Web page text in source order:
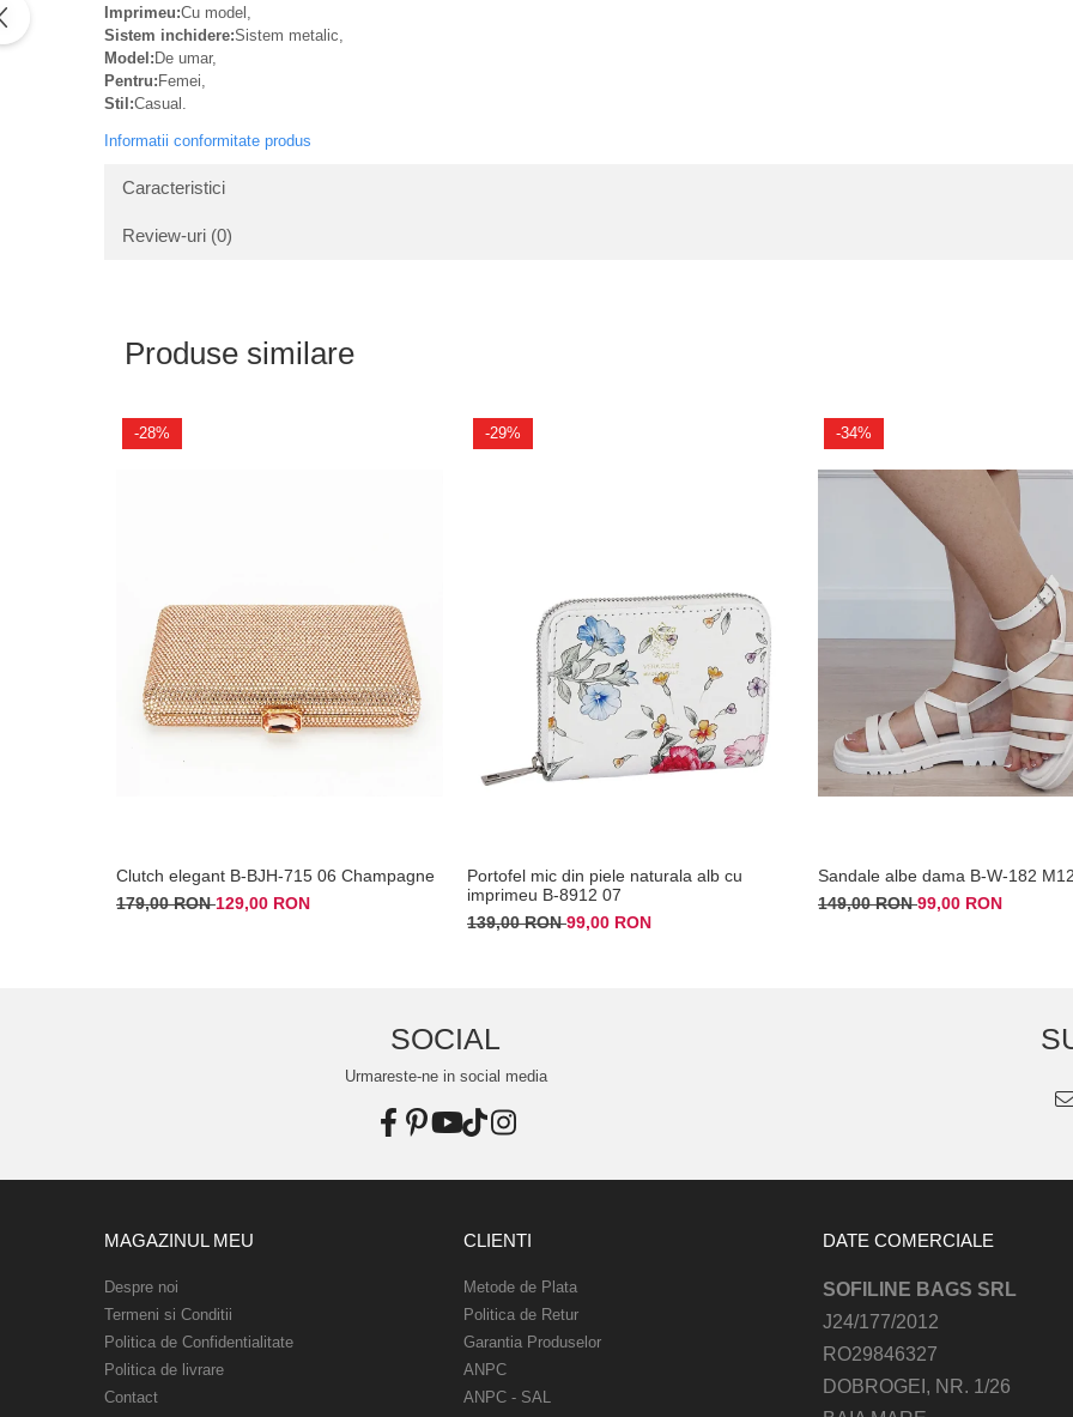
Imprimeu:Cu model,
Sistem inchidere:Sistem metalic,
Model: De umar,
Pentru: Femei,
Stil:Casual.
Informatii conformitate produs
Caracteristici
Review-uri (0)
Produse similare
-28%
Clutch elegant B-BJH-715 06 Champagne
179,00 RON129,00 RON
-29%
Portofel mic din piele naturala alb cu
imprimeu B-8912 07
139,00 RON99,00 RON
-34%
Sandale albe dama B-W-182 M12
149,00 RON99,00 RON
SOCIAL
Urmareste-ne in social media
MAGAZINUL MEU
Despre noi
Termeni si Conditii
Politica de Confidentialitate
Politica de livrare
Contact
CLIENTI
Metode de Plata
Politica de Retur
Garantia Produselor
ANPC
ANPC - SAL
DATE COMERCIALE
SOFILINE BAGS SRL
J24/177/2012
RO29846327
DOBROGEI, NR. 1/26